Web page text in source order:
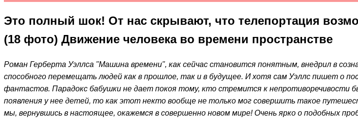
Это полный шок! От нас скрывают, что телепортация
(18 фото) Движение человека во времени пространстве
Роман Герберта Уэллса "Машина времени", как сейчас становится понятным, внедрил в
способного перемещать людей как в прошлое, так и в будущее. И хотя сам Уэллс пишет о
фантастов. Парадокс бабушки не дает покоя тому, кто стремится к
появления у нее детей, то как этот некто вообще не только мог совершить такое
мы, вернувшись в настоящее, окажемся в совершенно новом мире! Очень ярко о подобных